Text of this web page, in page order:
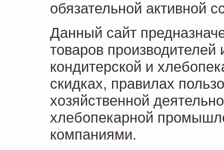
обязательной активной
Данный сайт
товаров
кондитерской и
скидках, правилах
хозяйственной
хлебопекарной
компаниями.